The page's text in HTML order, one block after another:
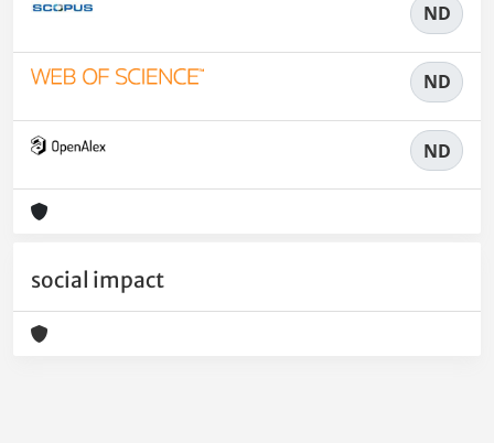
ND
ND
ND
social impact